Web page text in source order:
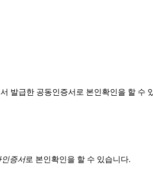
발급한 공동인증서로 본인확인을 할 수
인증서로 본인확인을 할 수 있습니다.